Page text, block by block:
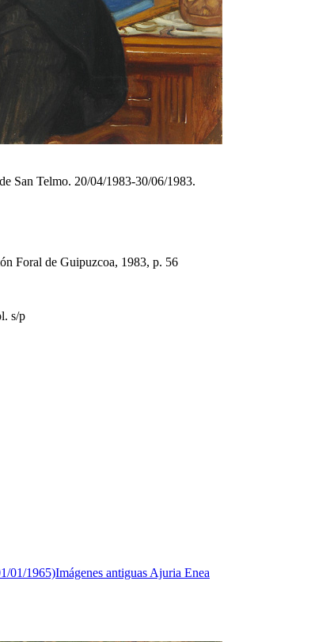
San Telmo. 20/04/1983-30/06/1983.
Foral de Guipuzcoa, 1983, p. 56
s/p
01/1965)Imágenes antiguas Ajuria Enea